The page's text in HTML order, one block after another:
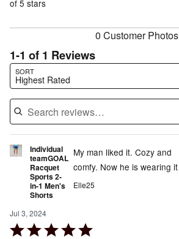
reviewers
of
of 5 stars
0 Customer Photos
1-1 of 1 Reviews
SORT
Highest Rated
Search reviews…
Individual
teamGOAL
Racquet
Sports 2-
in-1 Men's
Shorts
Jul 3, 2024
Rated
My man liked it. Cozy and
comfy. Now he is wearing it
Elle25